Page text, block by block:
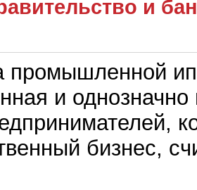
и
промышленной
и
бизнес,